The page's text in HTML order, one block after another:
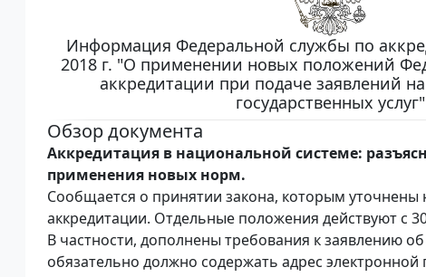
Информация Федеральной службы по
2018 г. "О применении новых положений
аккредитации при подаче заявлений
государственных услуг"
Обзор документа
Аккредитация в национальной системе:
применения новых норм.
Сообщается о принятии закона, которым уточнены
аккредитации. Отдельные положения действуют с
В частности, дополнены требования к заявлению
обязательно должно содержать адрес электронной